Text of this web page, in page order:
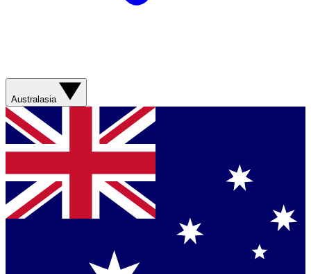
Australasia